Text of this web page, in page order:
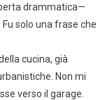
drammatica—
solo una frase che
cucina, già
Non mi
verso il garage.